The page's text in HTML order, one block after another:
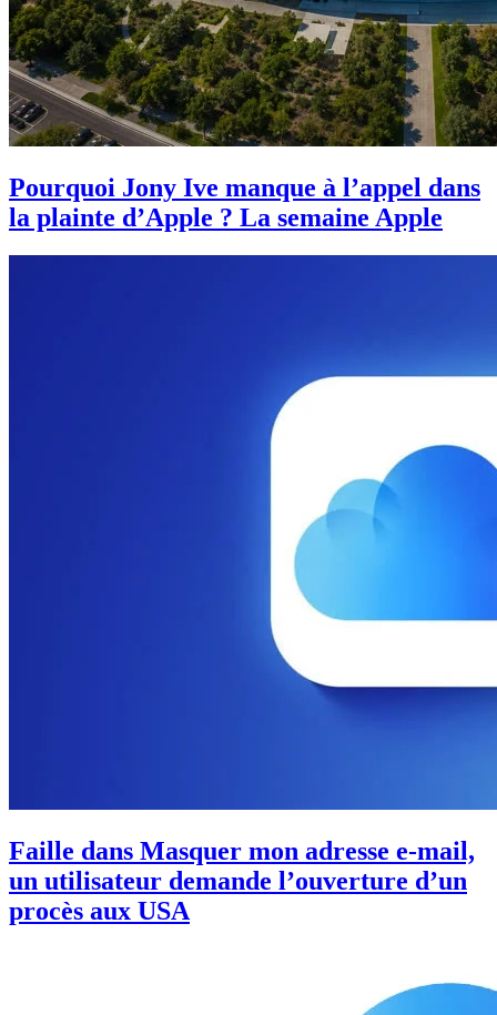
Pourquoi Jony Ive manque à l’appel dans
la plainte d’Apple ? La semaine Apple
Faille dans Masquer mon adresse e-mail,
un utilisateur demande l’ouverture d’un
procès aux USA